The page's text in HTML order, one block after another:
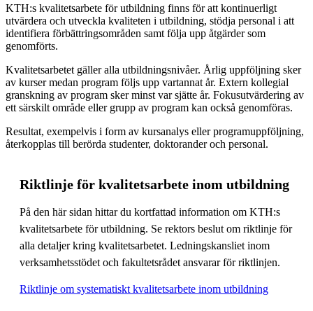
KTH:s kvalitetsarbete för utbildning finns för att kontinuerligt
utvärdera och utveckla kvaliteten i utbildning, stödja personal i att
identifiera förbättringsområden samt följa upp åtgärder som
genomförts.
Kvalitetsarbetet gäller alla utbildningsnivåer. Årlig uppföljning sker
av kurser medan program följs upp vartannat år. Extern kollegial
granskning av program sker minst var sjätte år. Fokusutvärdering av
ett särskilt område eller grupp av program kan också genomföras.
Resultat, exempelvis i form av kursanalys eller programuppföljning,
återkopplas till berörda studenter, doktorander och personal.
Riktlinje för kvalitetsarbete inom utbildning
På den här sidan hittar du kortfattad information om KTH:s
kvalitetsarbete för utbildning. Se rektors beslut om riktlinje för
alla detaljer kring kvalitetsarbetet. Ledningskansliet inom
verksamhetsstödet och fakultetsrådet ansvarar för riktlinjen.
Riktlinje om systematiskt kvalitetsarbete inom utbildning